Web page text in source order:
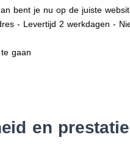
bent je nu op de juiste
- Levertijd 2 werkdagen -
gaan
en